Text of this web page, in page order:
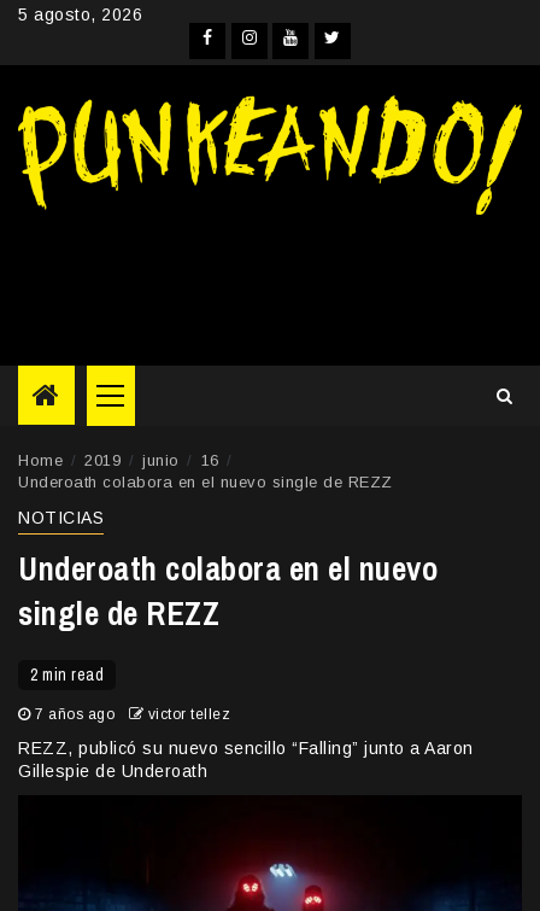
Skip5 agosto, 2026
Facebook
Instagram
YouTube
Twitter
Primary
Menu
Home 2019 junio
16
Underoath colabora en el nuevo single de REZZ
NOTICIAS
Underoath colabora en el nuevo
single de REZZ
2 min read
7 años ago victor tellez
REZZ, publicó su nuevo sencillo “Falling” junto a Aaron
Gillespie de Underoath